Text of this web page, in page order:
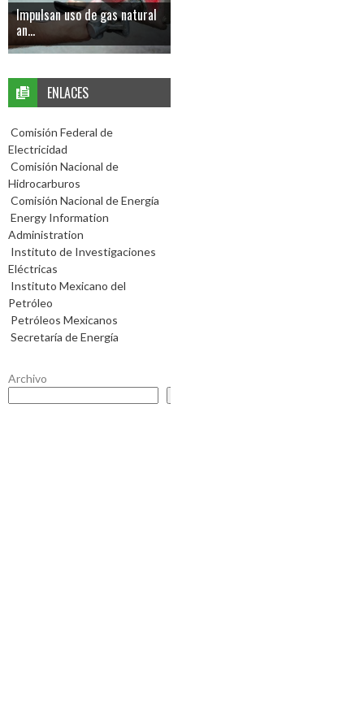
Impulsan uso de gas natural
an...
ENLACES
Comisión Federal de
Electricidad
Comisión Nacional de
Hidrocarburos
Comisión Nacional de Energía
Energy Information
Administration
Instituto de Investigaciones
Eléctricas
Instituto Mexicano del
Petróleo
Petróleos Mexicanos
Secretaría de Energía
Archivo